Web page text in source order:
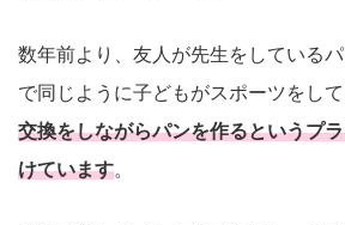
数年前より、友人が先生をしている
で同じように子どもがスポーツをし
交換をしながらパンを作るというプ
けています。